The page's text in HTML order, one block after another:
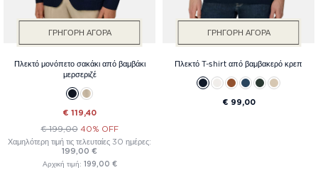
ΓΡΉΓΟΡΗ ΑΓΟΡΆ
Πλεκτό μονόπετο σακάκι από βαμβάκι
μερσεριζέ
€ 119,40
€ 199,00 40% OFF
Χαμηλότερη τιμή τις τελευταίες 30 ημέρες:
199,00 €
Αρχική τιμή: 199,00 €
ΓΡΉΓΟΡΗ ΑΓΟΡΆ
Πλεκτό T-shirt από βαμβακερό κρεπ
€ 99,00